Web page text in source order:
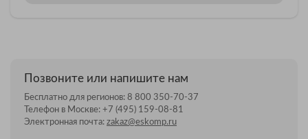
Позвоните или напишите нам
Бесплатно для регионов: 8 800 350-70-37
Телефон в Москве: +7 (495) 159-08-81
Электронная почта: zakaz@eskomp.ru